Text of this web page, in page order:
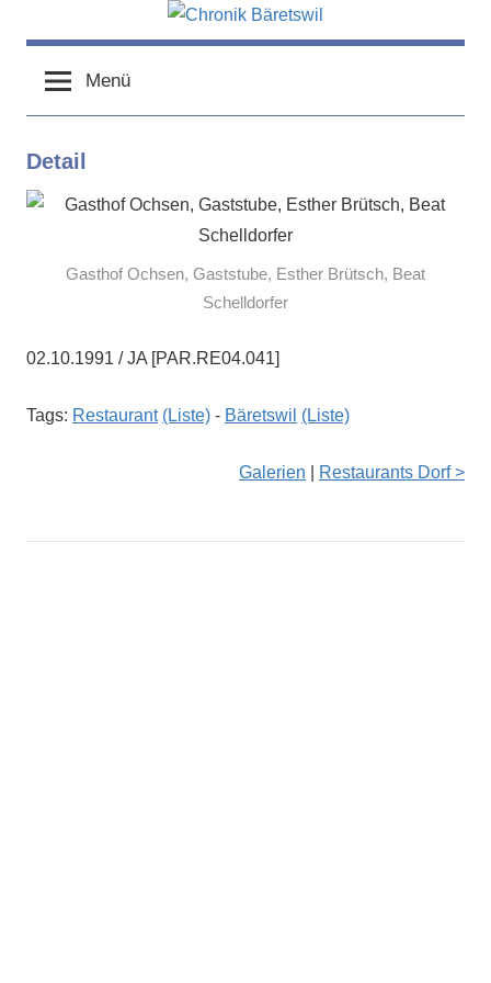
Inhalt
springenchronik-
baeretswil.ch
baeretswil.ch
Menü
Detail
Gasthof Ochsen, Gaststube, Esther Brütsch, Beat
Schelldorfer
02.10.1991 / JA [PAR.RE04.041]
Tags: Restaurant (Liste) - Bäretswil (Liste)
Galerien Restaurants Dorf >